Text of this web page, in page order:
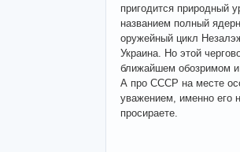
пригодится природный
названием полный
оружейный цикл
Украина. Но этой
ближайшем обозримом
А про СССР на месте
уважением, именно его
просираете.